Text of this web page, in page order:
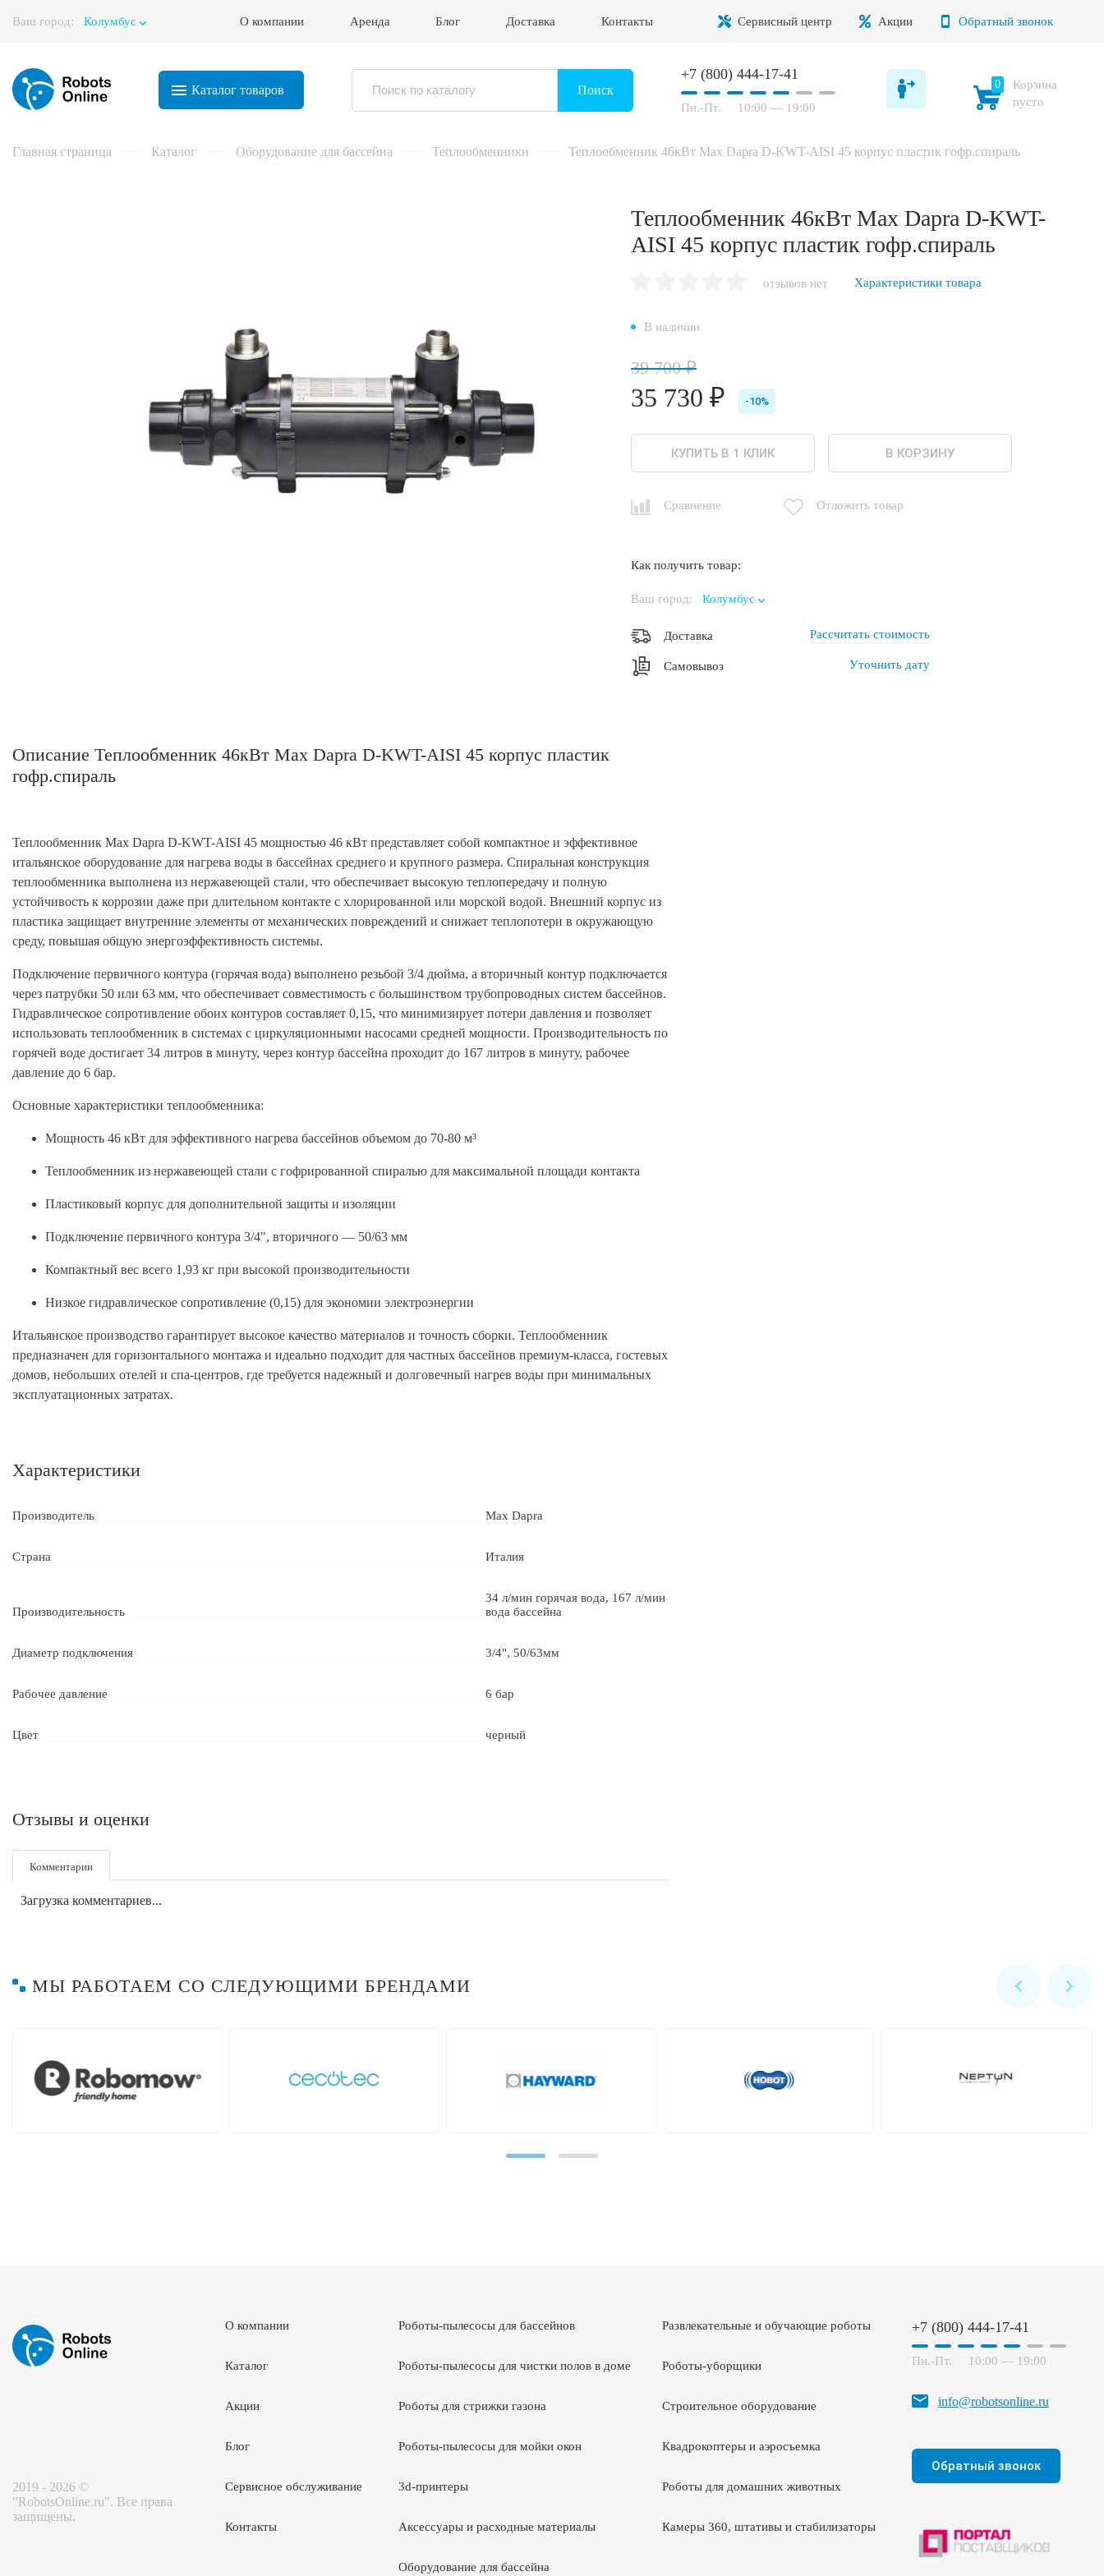
Ваш город: Колумбус О компании Аренда Блог Доставка Контакты Сервисный центр Акции Обратный звонок
Каталог товаров Поиск
+7 (800) 444-17-41
Пн.-Пт. 10:00 — 19:00
Корзина
Корзина
пусто
0
Главная страница Каталог Оборудование для бассейна Теплообменники Теплообменник 46кВт Max Dapra D-KWT-AISI 45 корпус пластик гофр.спираль
Теплообменник 46кВт Max Dapra D-KWT-
AISI 45 корпус пластик гофр.спираль
отзывов нет Характеристики товара
В наличии
39 700 ₽
35 730 ₽ -10%
КУПИТЬ В 1 КЛИК В КОРЗИНУ
Сравнение Отложить товар
Как получить товар:
Ваш город: Колумбус
Доставка Рассчитать стоимость
Самовывоз Уточнить дату
Описание Теплообменник 46кВт Max Dapra D-KWT-AISI 45 корпус пластик
гофр.спираль
Теплообменник Max Dapra D-KWT-AISI 45 мощностью 46 кВт представляет собой компактное и эффективное
итальянское оборудование для нагрева воды в бассейнах среднего и крупного размера. Спиральная конструкция
теплообменника выполнена из нержавеющей стали, что обеспечивает высокую теплопередачу и полную
устойчивость к коррозии даже при длительном контакте с хлорированной или морской водой. Внешний корпус из
пластика защищает внутренние элементы от механических повреждений и снижает теплопотери в окружающую
среду, повышая общую энергоэффективность системы.
Подключение первичного контура (горячая вода) выполнено резьбой 3/4 дюйма, а вторичный контур подключается
через патрубки 50 или 63 мм, что обеспечивает совместимость с большинством трубопроводных систем бассейнов.
Гидравлическое сопротивление обоих контуров составляет 0,15, что минимизирует потери давления и позволяет
использовать теплообменник в системах с циркуляционными насосами средней мощности. Производительность по
горячей воде достигает 34 литров в минуту, через контур бассейна проходит до 167 литров в минуту, рабочее
давление до 6 бар.
Основные характеристики теплообменника:
Мощность 46 кВт для эффективного нагрева бассейнов объемом до 70-80 м³
Теплообменник из нержавеющей стали с гофрированной спиралью для максимальной площади контакта
Пластиковый корпус для дополнительной защиты и изоляции
Подключение первичного контура 3/4", вторичного — 50/63 мм
Компактный вес всего 1,93 кг при высокой производительности
Низкое гидравлическое сопротивление (0,15) для экономии электроэнергии
Итальянское производство гарантирует высокое качество материалов и точность сборки. Теплообменник
предназначен для горизонтального монтажа и идеально подходит для частных бассейнов премиум-класса, гостевых
домов, небольших отелей и спа-центров, где требуется надежный и долговечный нагрев воды при минимальных
эксплуатационных затратах.
Характеристики
Производитель Max Dapra
Страна Италия
Производительность
34 л/мин горячая вода, 167 л/мин
вода бассейна
Диаметр подключения 3/4", 50/63мм
Рабочее давление 6 бар
Цвет черный
Отзывы и оценки
Комментарии
Загрузка комментариев...
МЫ РАБОТАЕМ СО СЛЕДУЮЩИМИ БРЕНДАМИ
2019 - 2026 ©
"RobotsOnline.ru". Все права
защищены.
О компании
Каталог
Акции
Блог
Сервисное обслуживание
Контакты
Роботы-пылесосы для бассейнов
Роботы-пылесосы для чистки полов в доме
Роботы для стрижки газона
Роботы-пылесосы для мойки окон
3d-принтеры
Аксессуары и расходные материалы
Оборудование для бассейна
Развлекательные и обучающие роботы
Роботы-уборщики
Строительное оборудование
Квадрокоптеры и аэросъемка
Роботы для домашних животных
Камеры 360, штативы и стабилизаторы
+7 (800) 444-17-41
Пн.-Пт. 10:00 — 19:00
info@robotsonline.ru
Обратный звонок